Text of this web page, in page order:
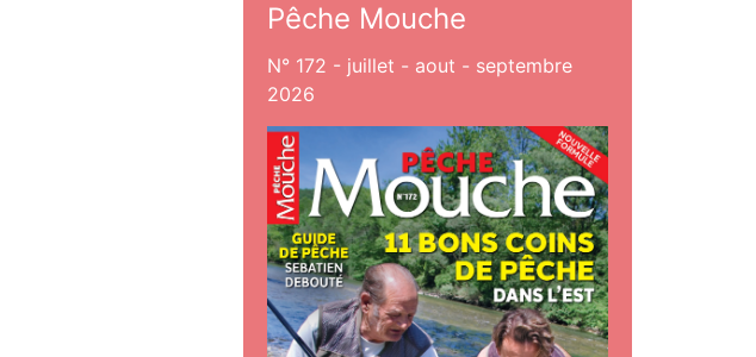
Pêche Mouche
N° 172 - juillet - aout - septembre
2026